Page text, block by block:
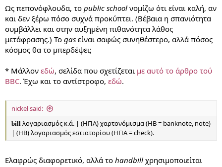
Ως πεπονόφλουδα, το public school νομίζω ότι είναι καλή, αν
και δεν ξέρω πόσο συχνά προκύπτει. (Βέβαια η σπανιότητα
συμβάλλει και στην αυξημένη πιθανότητα λάθος
μετάφρασης.) Το gas είναι σαφώς συνηθέστερο, αλλά πόσος
κόσμος θα το μπερδέψει;
* Μάλλον εδώ, σελίδα που σχετίζεται με αυτό το άρθρο τού
BBC. Έχω και το αντίστροφο, εδώ.
nickel said:
bill λογαριασμός κ.ά. | (ΗΠΑ) χαρτονόμισμα (ΗΒ = banknote, note)
| (ΗΒ) λογαριασμός εστιατορίου (ΗΠΑ = check).
Ελαφρώς διαφορετικό, αλλά το handbill χρησιμοποιείται